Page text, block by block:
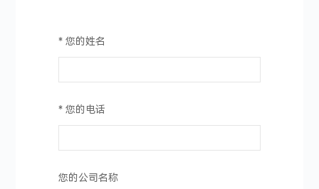
* 您的姓名
* 您的电话
您的公司名称